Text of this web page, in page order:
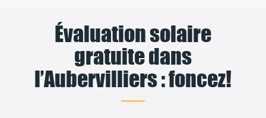
Évaluation solaire
gratuite dans
l’Aubervilliers : foncez!